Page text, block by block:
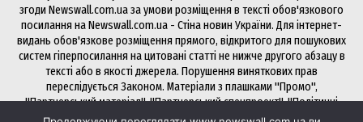
згоди Newswall.com.ua за умови розміщення в тексті обов'язкового
посилання на Newswall.com.ua - Стіна новин України. Для інтернет-
видань обов'язкове розміщення прямого, відкритого для пошукових
систем гіперпосилання на цитовані статті не нижче другого абзацу в
тексті або в якості джерела. Порушення виняткових прав
переслідується Законом. Матеріали з плашками "Промо",
"Партнерський матеріал", "Партнерський спецпроект", "Політичні
новини", "Прес-реліз", "PR", "Офіційно" публікуються на правах